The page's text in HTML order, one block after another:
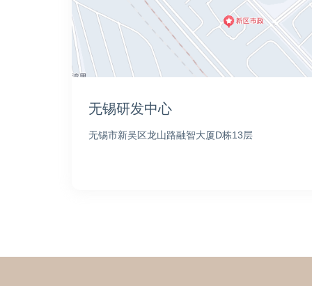
无锡研发中心
无锡市新吴区龙山路融智大厦D栋13层